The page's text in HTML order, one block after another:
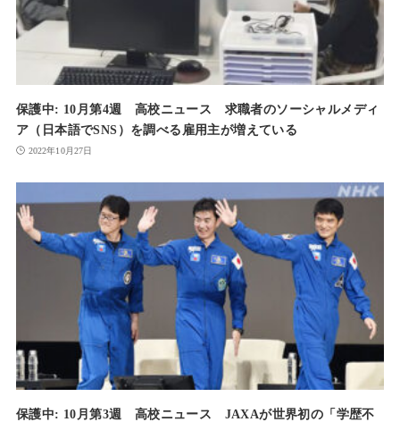
保護中: 10月第4週 高校ニュース 求職者のソーシャルメディ
ア（日本語でSNS）を調べる雇用主が増えている
2022年10月27日
保護中: 10月第3週 高校ニュース JAXAが世界初の「学歴不